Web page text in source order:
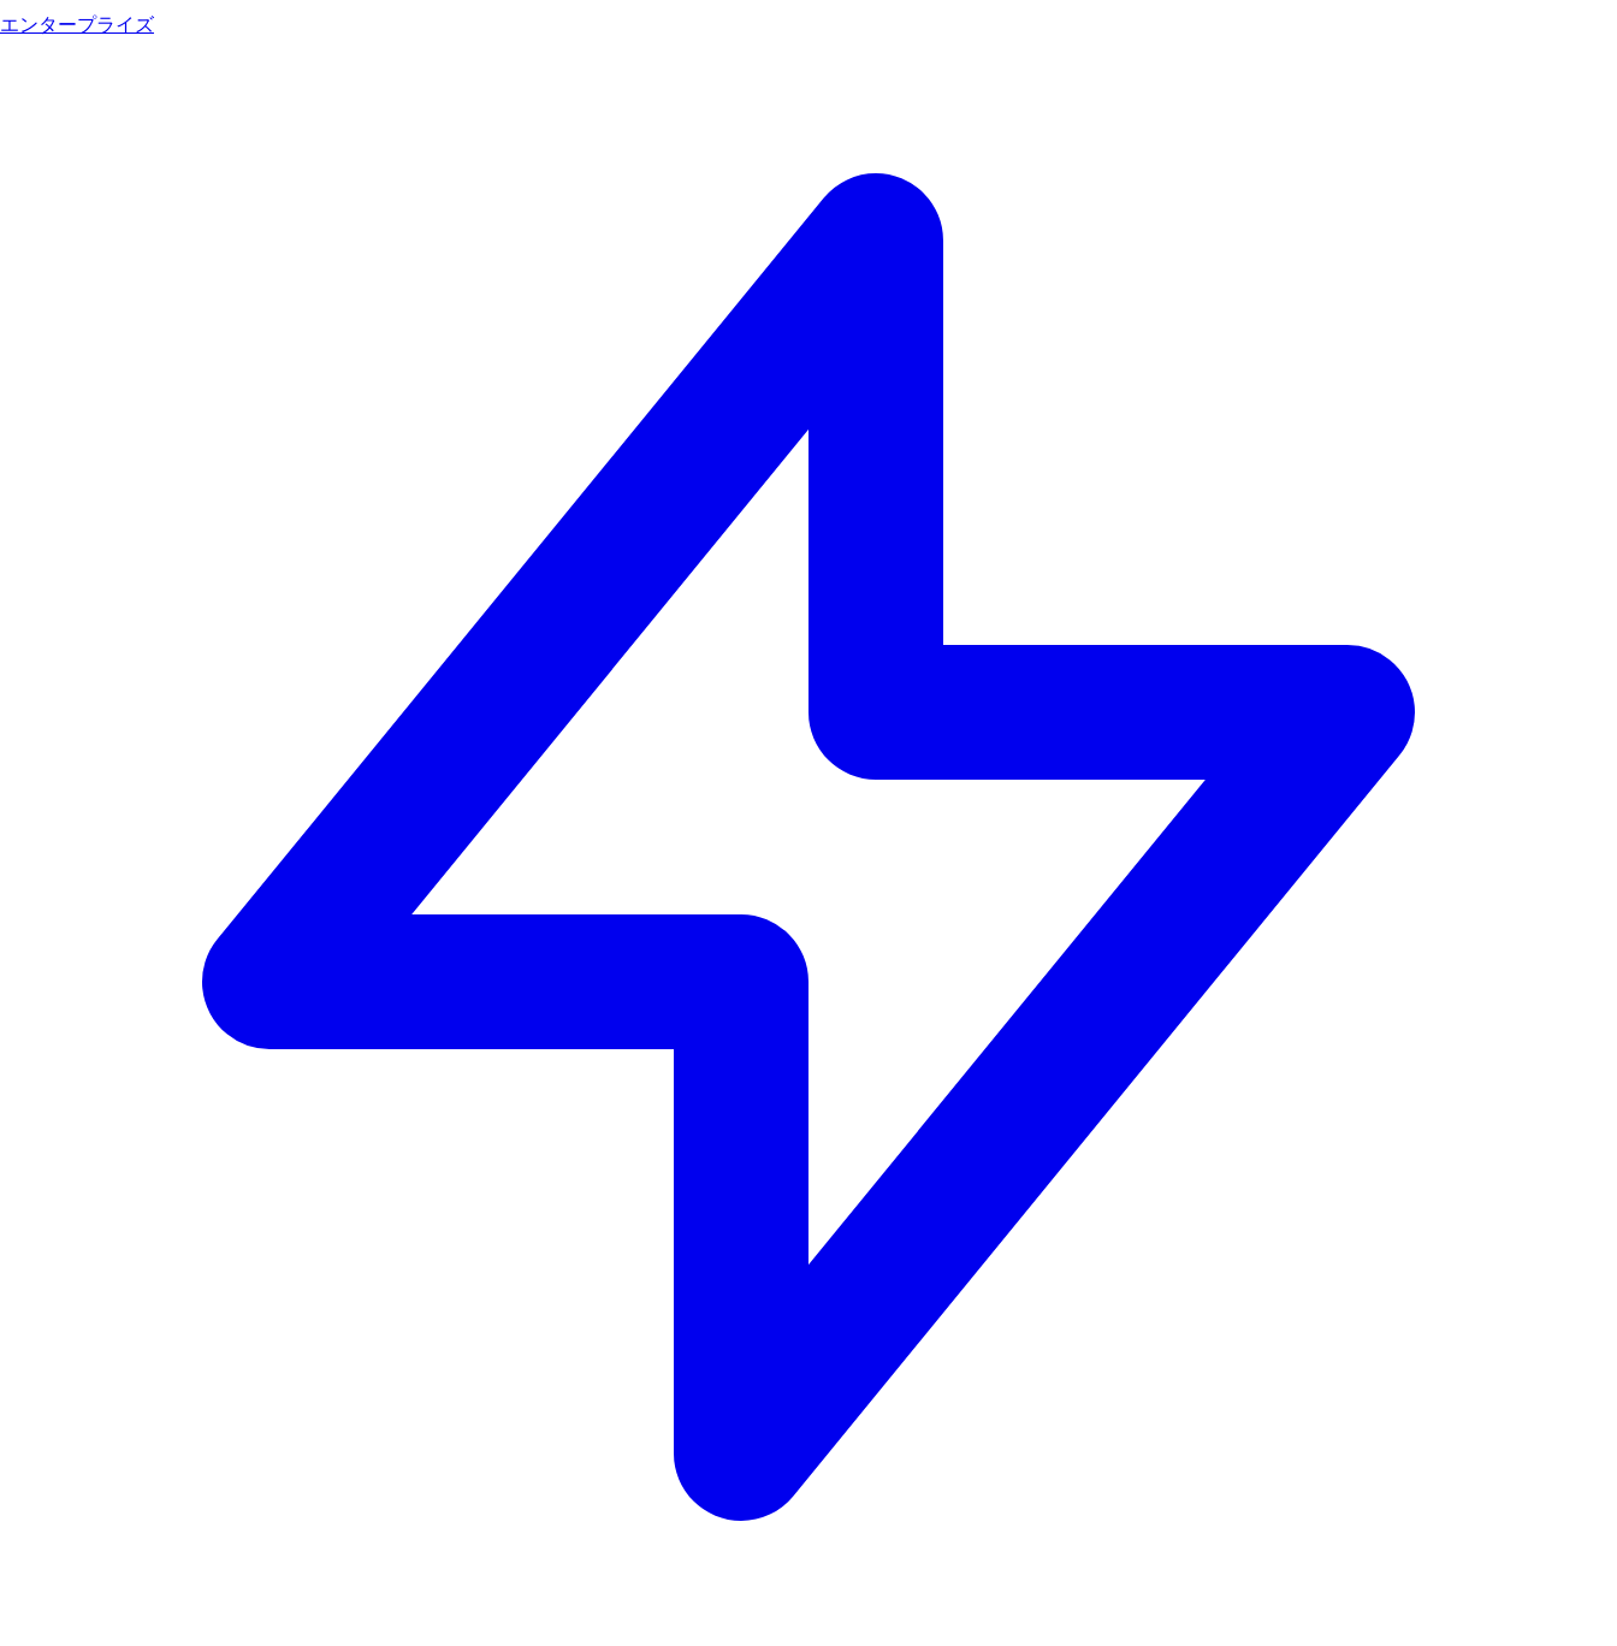
エンタープライズ